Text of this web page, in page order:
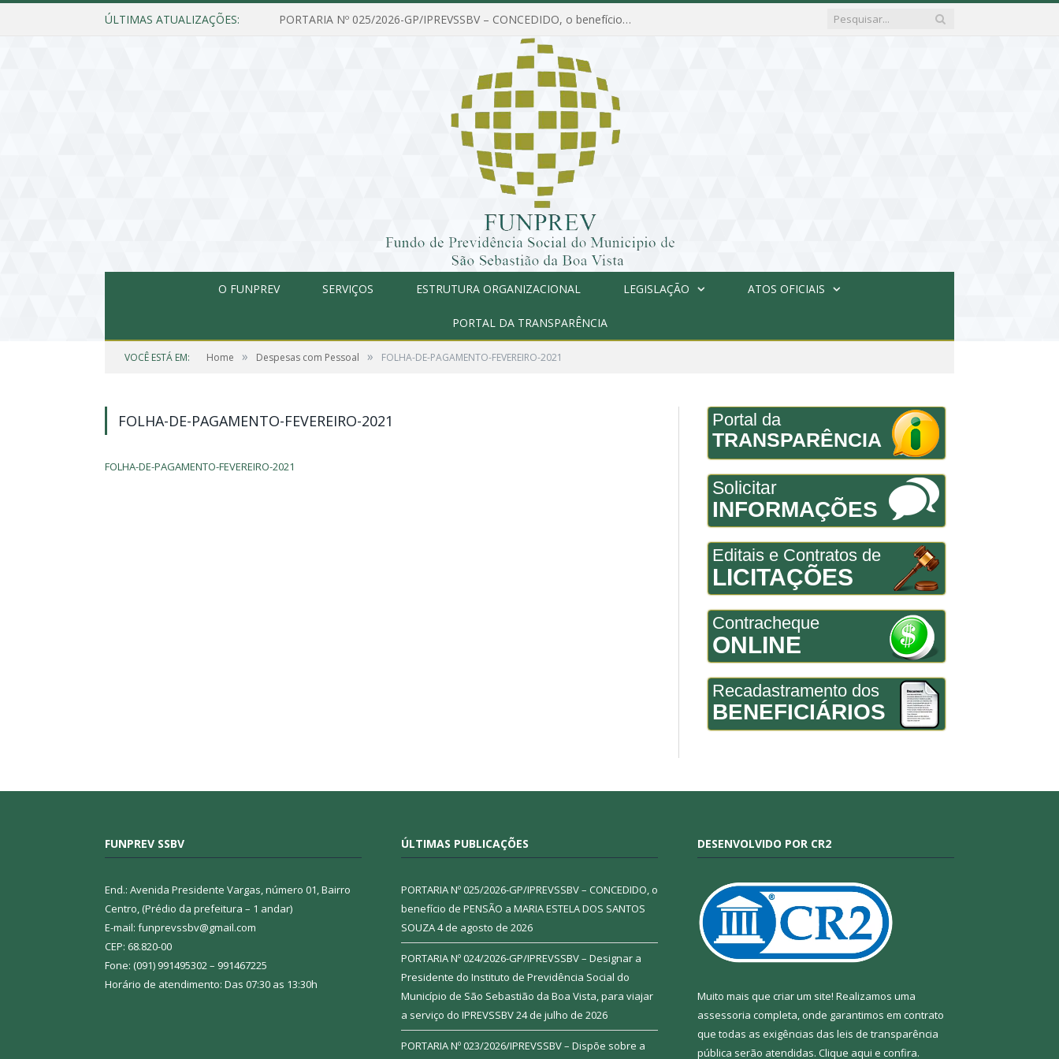
ÚLTIMAS ATUALIZAÇÕES: PORTARIA Nº 025/2026-GP/IPREVSSBV – CONCEDIDO, o benefício de PENSÃO a MARIA ESTELA DOS SANTOS SOUZA
O FUNPREV SERVIÇOS ESTRUTURA ORGANIZACIONAL LEGISLAÇÃO ATOS OFICIAIS
PORTAL DA TRANSPARÊNCIA
VOCÊ ESTÁ EM: Home » Despesas com Pessoal » FOLHA-DE-PAGAMENTO-FEVEREIRO-2021
FOLHA-DE-PAGAMENTO-FEVEREIRO-2021
FOLHA-DE-PAGAMENTO-FEVEREIRO-2021
Portal da
TRANSPARÊNCIA
Solicitar
INFORMAÇÕES
Editais e Contratos de
LICITAÇÕES
Contracheque
ONLINE
Recadastramento dos
BENEFICIÁRIOS
FUNPREV SSBV
End.: Avenida Presidente Vargas, número 01, Bairro
Centro, (Prédio da prefeitura – 1 andar)
E-mail: funprevssbv@gmail.com
CEP: 68.820-00
Fone: (091) 991495302 – 991467225
Horário de atendimento: Das 07:30 as 13:30h
ÚLTIMAS PUBLICAÇÕES
PORTARIA Nº 025/2026-GP/IPREVSSBV – CONCEDIDO, o
benefício de PENSÃO a MARIA ESTELA DOS SANTOS
SOUZA4 de agosto de 2026
PORTARIA Nº 024/2026-GP/IPREVSSBV – Designar a
Presidente do Instituto de Previdência Social do
Município de São Sebastião da Boa Vista, para viajar
a serviço do IPREVSSBV24 de julho de 2026
PORTARIA Nº 023/2026/IPREVSSBV – Dispõe sobre a
DESENVOLVIDO POR CR2
Muito mais que criar um site! Realizamos uma
assessoria completa, onde garantimos em contrato
que todas as exigências das leis de transparência
pública serão atendidas. Clique aqui e confira.